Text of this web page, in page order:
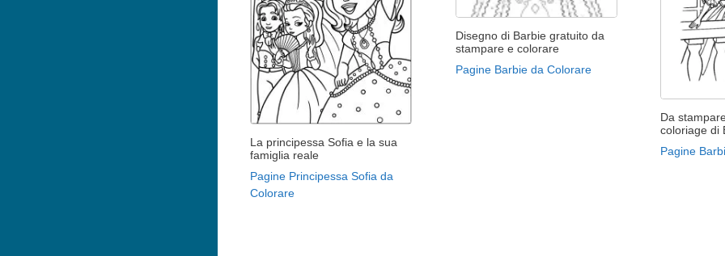
La principessa Sofia e la sua
famiglia reale
Pagine Principessa Sofia da
Colorare
Disegno di Barbie gratuito da
stampare e colorare
Pagine Barbie da Colorare
Da
coloriage di
Pagine